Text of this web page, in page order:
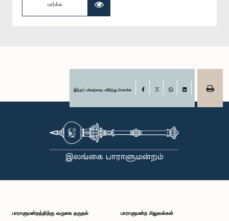
பார்க்க
இந்தப் பக்கத்தை பகிர்ந்து கொள்க Facebook
பாராளுமன்றத்திற்கு வருகை தருதல் பாராளுமன்ற அலுவல்கள்